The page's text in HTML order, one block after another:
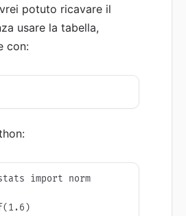
potuto ricavare il
usare la tabella,
con:
import norm